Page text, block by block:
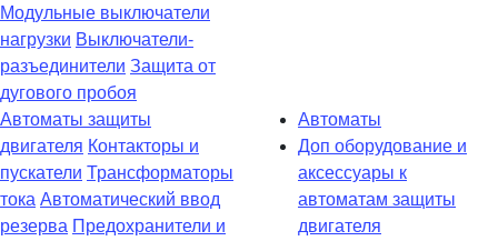
Модульные выключатели
нагрузки Выключатели-
разъединители Защита от
дугового пробоя
Автоматы защиты
двигателя Контакторы и
пускатели Трансформаторы
тока Автоматический ввод
резерва Предохранители и
Автоматы
Доп оборудование и
аксессуары к
автоматам защиты
двигателя